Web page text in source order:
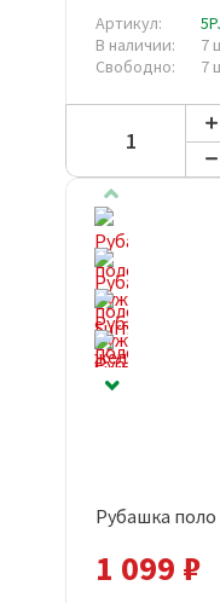
Артикул:
В наличии:
7
Свободно:
7
Рубашка поло
1 099 ₽